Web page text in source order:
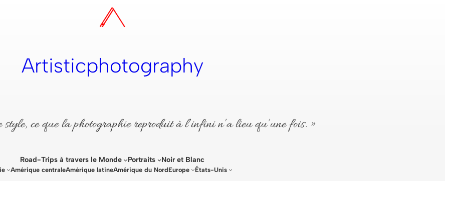
Artisticphotography
ce que la photographie reproduit à l’infini n’a lieu qu’une fois. »
Road-Trips à travers le Monde Portraits Noir et Blanc
Amérique centraleAmérique latineAmérique du NordEurope États-Unis